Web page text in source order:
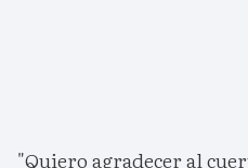
"Quiero agradecer al